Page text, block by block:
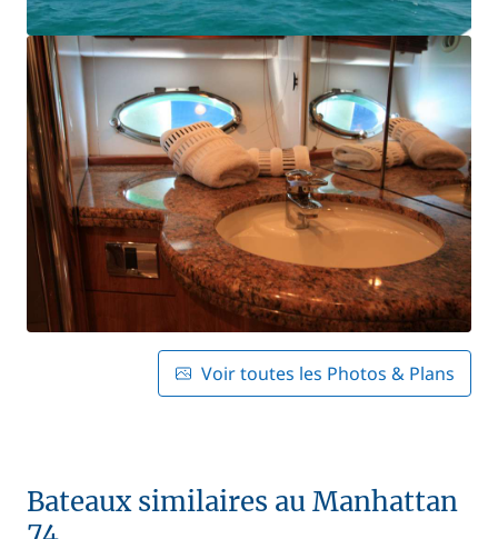
Voir toutes les Photos & Plans
Bateaux similaires au Manhattan